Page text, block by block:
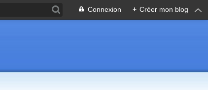
Connexion + Créer mon blog